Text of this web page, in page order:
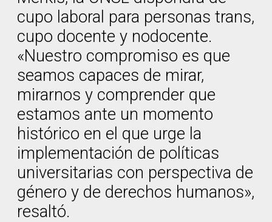
cupo laboral para personas trans,
cupo docente y nodocente.
«Nuestro compromiso es que
seamos capaces de mirar,
mirarnos y comprender que
estamos ante un momento
histórico en el que urge la
implementación de políticas
universitarias con perspectiva de
género y de derechos humanos»,
resaltó.